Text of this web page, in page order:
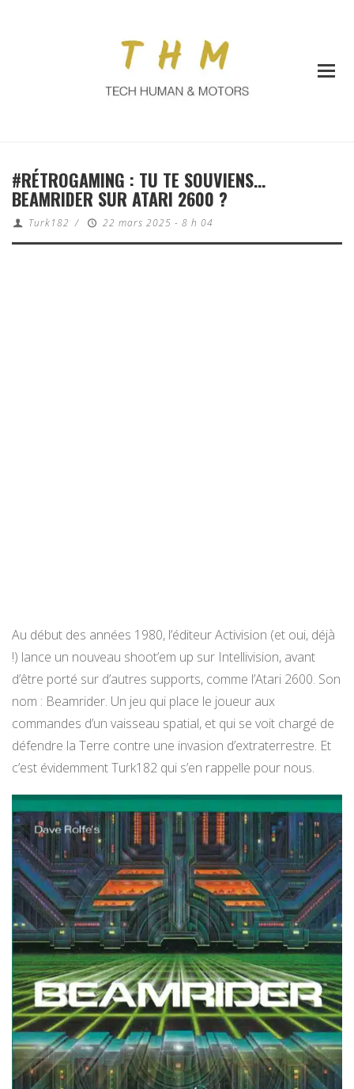
#RÉTROGAMING : TU TE SOUVIENS…
BEAMRIDER SUR ATARI 2600 ?
Turk182 / 22 mars 2025 - 8 h 04
Au début des années 1980, l’éditeur Activision (et oui, déjà
!) lance un nouveau shoot’em up sur Intellivision, avant
d’être porté sur d’autres supports, comme l’Atari 2600. Son
nom : Beamrider. Un jeu qui place le joueur aux
commandes d’un vaisseau spatial, et qui se voit chargé de
défendre la Terre contre une invasion d’extraterrestre. Et
c’est évidemment Turk182 qui s’en rappelle pour nous.